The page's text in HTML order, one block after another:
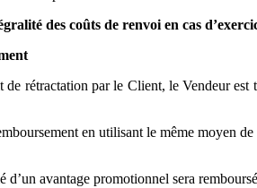
des coûts de renvoi en cas
de rétractation par le Client, le Vendeur
en utilisant le même moyen
d’un avantage promotionnel sera